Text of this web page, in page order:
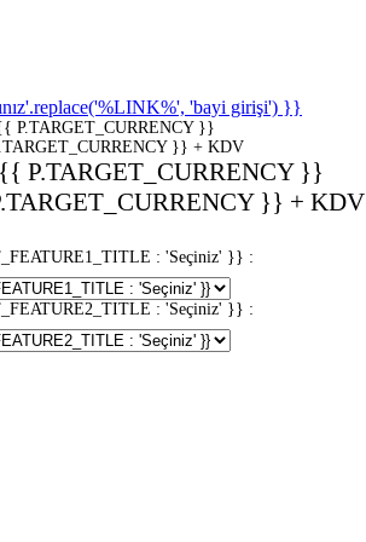
'bayi girişi') }}
P.TARGET_CURRENCY }}
}} + KDV
{{ P.TARGET_CURRENCY }}
}} + KDV
: 'Seçiniz' }} :
: 'Seçiniz' }} :